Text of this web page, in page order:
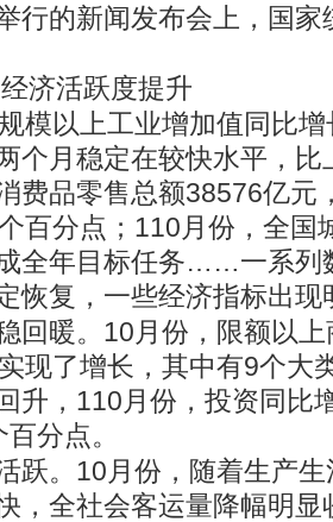
行的新闻发布会上，国
济活跃度提升
模以上工业增加值同比
个月稳定在较快水平，
费品零售总额38576亿元
百分点；110月份，全国
全年目标任务……一系列
恢复，一些经济指标出现
回暖。10月份，限额以
现了增长，其中有9个大
升，110月份，投资同比
分点。
跃。10月份，随着生产
，全社会客运量降幅明